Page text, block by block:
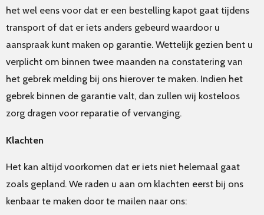
het wel eens voor dat er een bestelling kapot gaat tijdens
transport of dat er iets anders gebeurd waardoor u
aanspraak kunt maken op garantie. Wettelijk gezien bent u
verplicht om binnen twee maanden na constatering van
het gebrek melding bij ons hierover te maken. Indien het
gebrek binnen de garantie valt, dan zullen wij kosteloos
zorg dragen voor reparatie of vervanging.
Klachten
Het kan altijd voorkomen dat er iets niet helemaal gaat
zoals gepland. We raden u aan om klachten eerst bij ons
kenbaar te maken door te mailen naar ons: